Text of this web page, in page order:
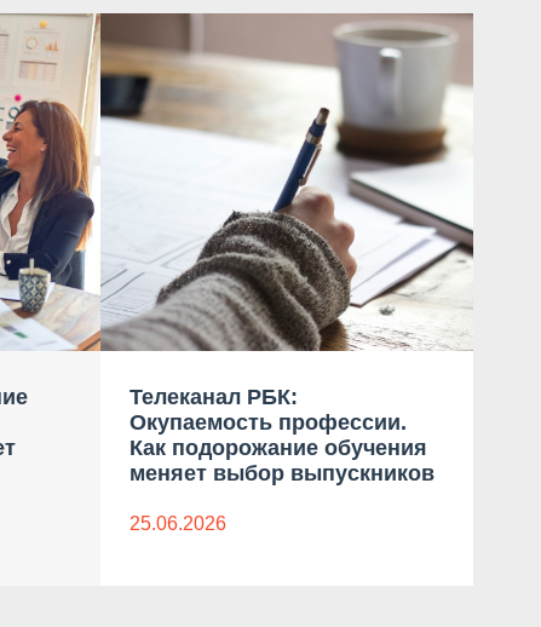
Телеканал РБК:
Окупаемость профессии.
Как подорожание обучения
меняет выбор выпускников
25.06.2026